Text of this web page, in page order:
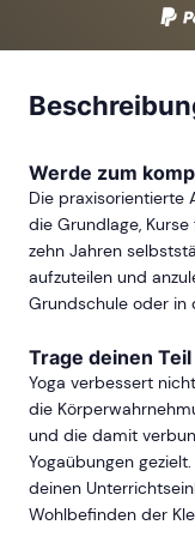
Werde zum
Die praxisorientierte
die Grundlage,
zehn Jahren
aufzuteilen und
Grundschule oder in
Trage deinen
Yoga verbessert
die
und die damit
Yogaübungen
deinen
Wohlbefinden der